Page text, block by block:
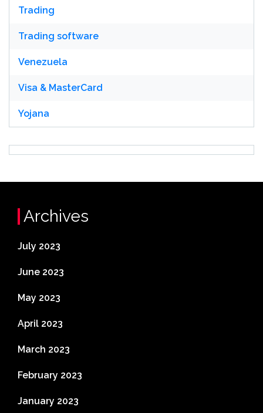
Trading
Trading software
Venezuela
Visa & MasterCard
Yojana
Archives
July 2023
June 2023
May 2023
April 2023
March 2023
February 2023
January 2023